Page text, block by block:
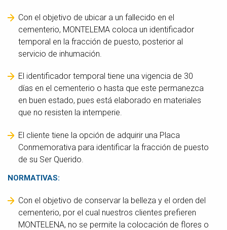
Con el objetivo de ubicar a un fallecido en el
cementerio, MONTELEMA coloca un identificador
temporal en la fracción de puesto, posterior al
servicio de inhumación.
El identificador temporal tiene una vigencia de 30
días en el cementerio o hasta que este permanezca
en buen estado, pues está elaborado en materiales
que no resisten la intemperie.
El cliente tiene la opción de adquirir una Placa
Conmemorativa para identificar la fracción de puesto
de su Ser Querido.
NORMATIVAS:
Con el objetivo de conservar la belleza y el orden del
cementerio, por el cual nuestros clientes prefieren
MONTELENA, no se permite la colocación de flores o